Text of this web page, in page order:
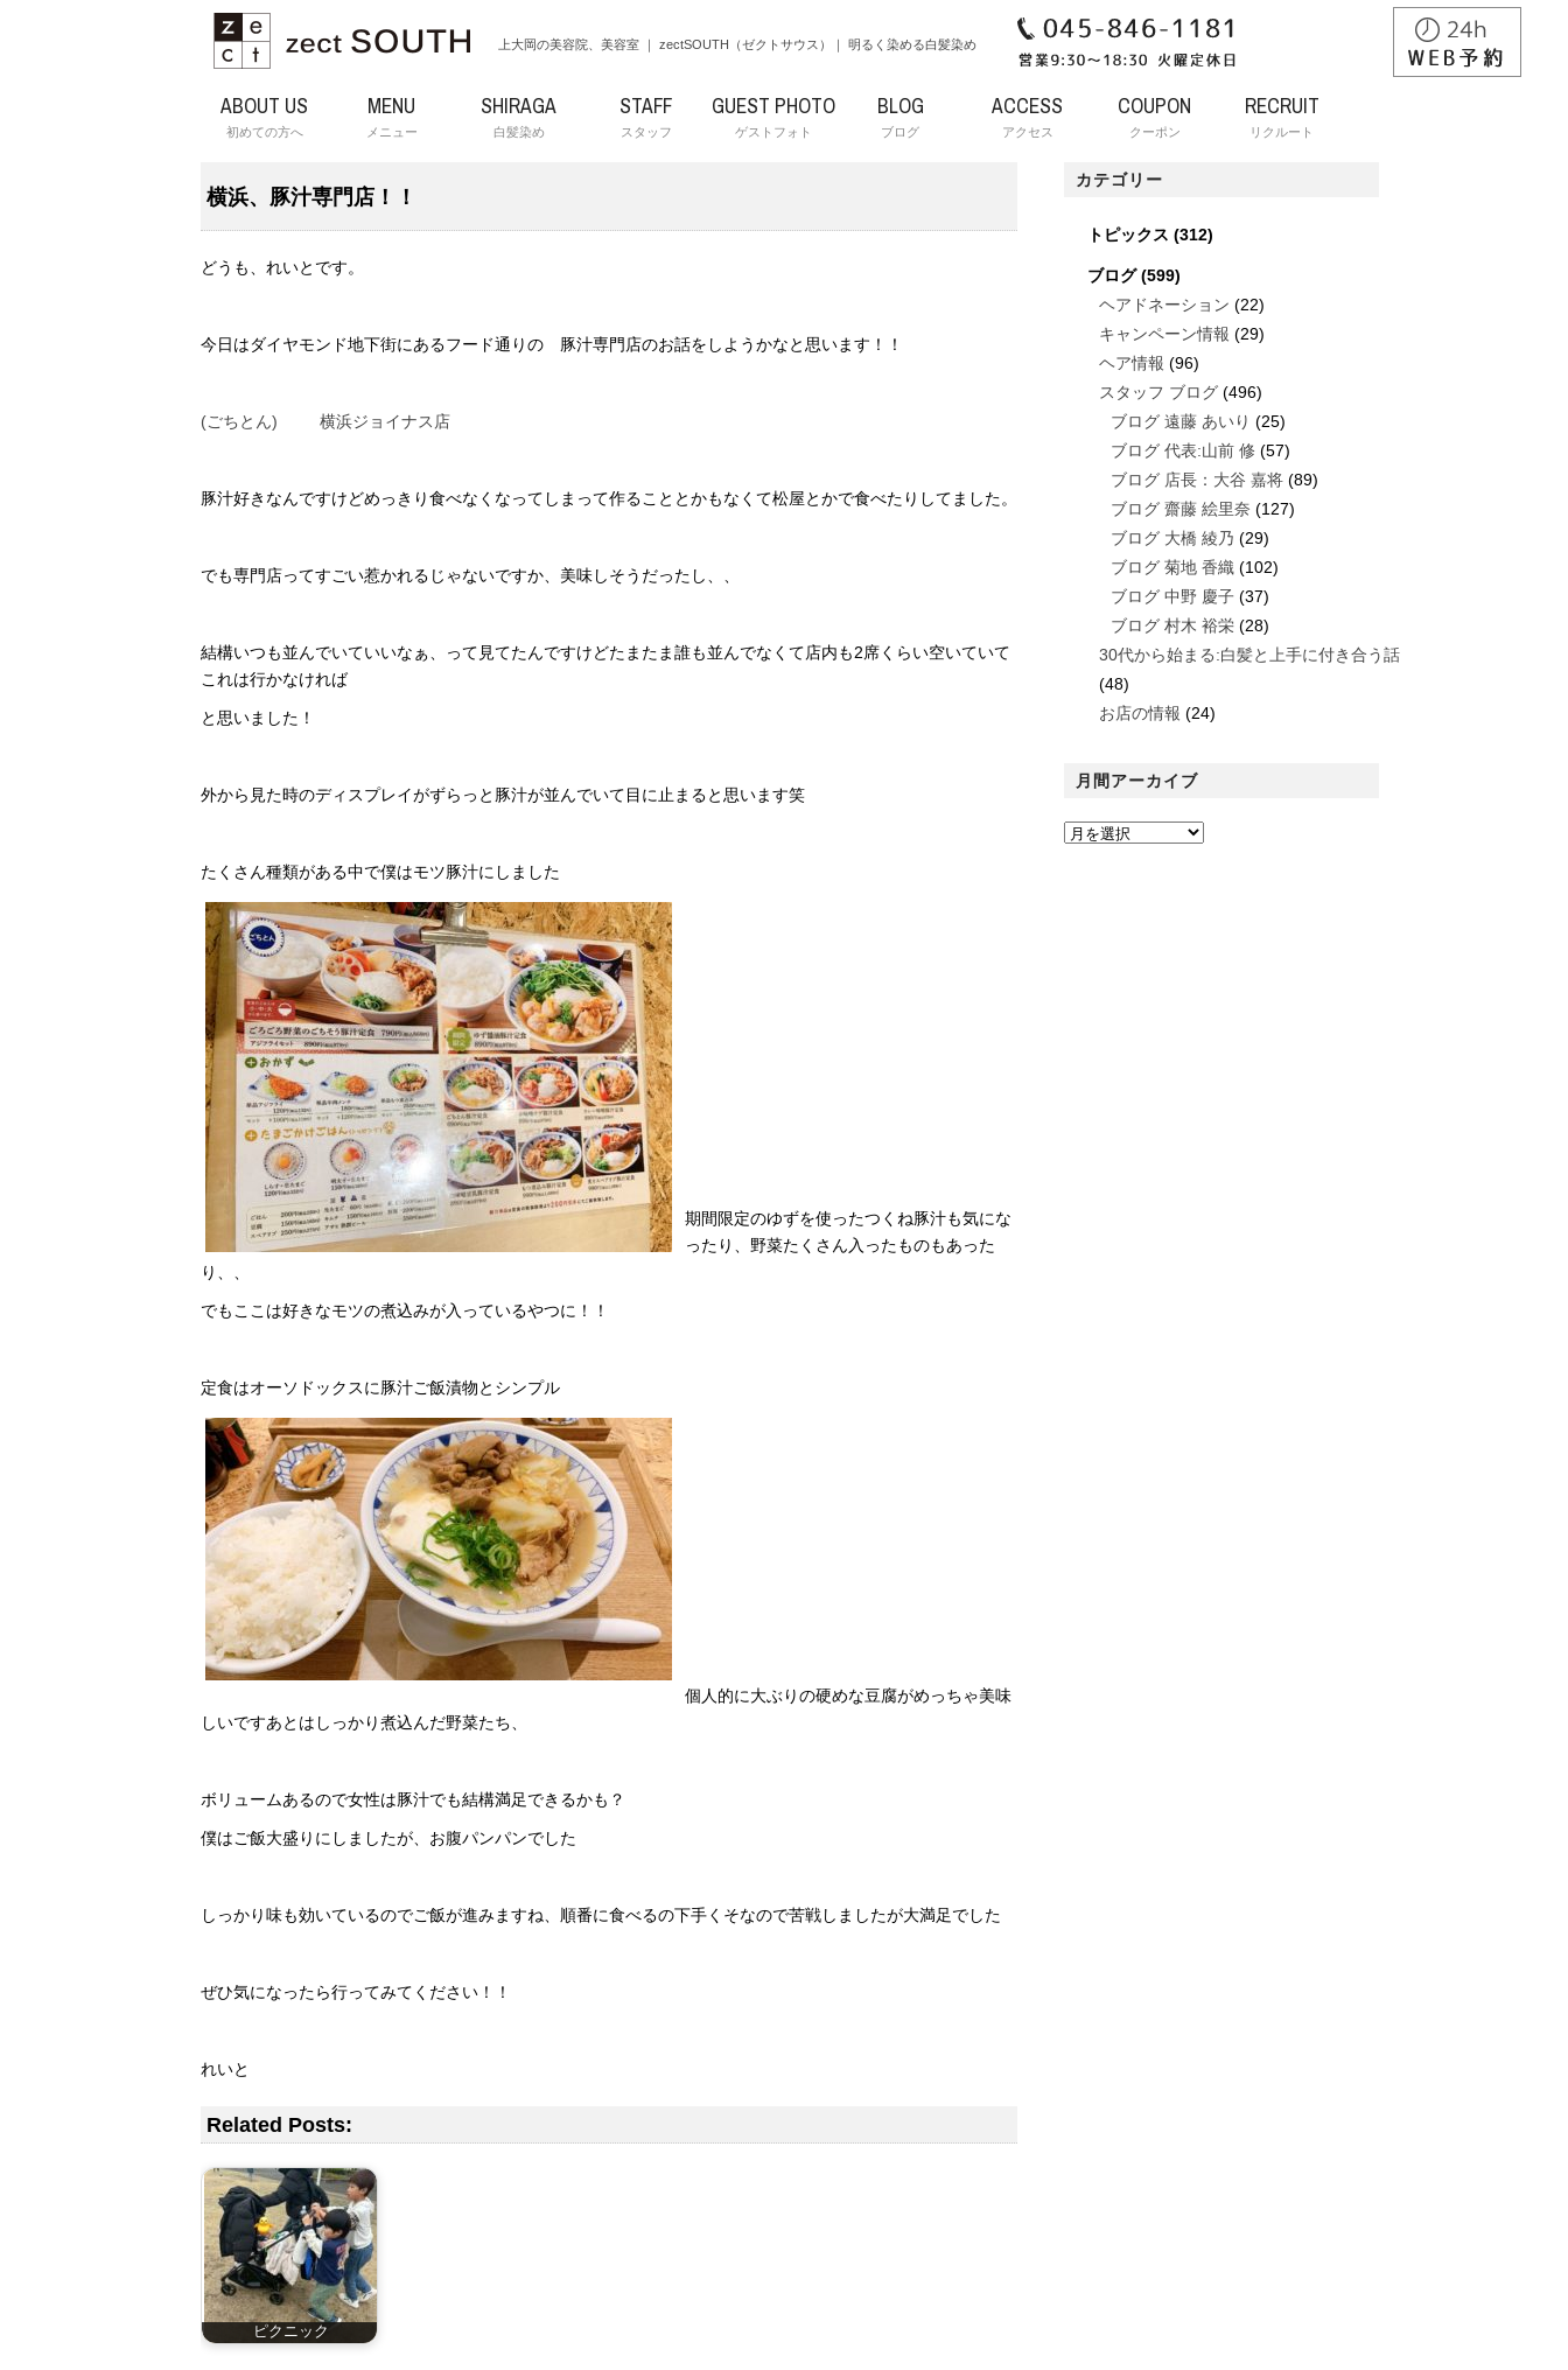
上大岡の美容院、美容室 ｜ zectSOUTH（ゼクトサウス）｜ 明るく染める白髪染め
ABOUT US
初めての方へ
MENU
メニュー
SHIRAGA
白髪染め
STAFF
スタッフ
GUEST PHOTO
ゲストフォト
BLOG
ブログ
ACCESS
アクセス
COUPON
クーポン
RECRUIT
リクルート
横浜、豚汁専門店！！
どうも、れいとです。
今日はダイヤモンド地下街にあるフード通りの 豚汁専門店のお話をしようかなと思います！！
(ごちとん) 横浜ジョイナス店
豚汁好きなんですけどめっきり食べなくなってしまって作ることとかもなくて松屋とかで食べたりしてました。
でも専門店ってすごい惹かれるじゃないですか、美味しそうだったし、、
結構いつも並んでいていいなぁ、って見てたんですけどたまたま誰も並んでなくて店内も2席くらい空いていて
これは行かなければ
と思いました！
外から見た時のディスプレイがずらっと豚汁が並んでいて目に止まると思います笑
たくさん種類がある中で僕はモツ豚汁にしました
期間限定のゆずを使ったつくね豚汁も気にな
ったり、野菜たくさん入ったものもあった
り、、
でもここは好きなモツの煮込みが入っているやつに！！
定食はオーソドックスに豚汁ご飯漬物とシンプル
個人的に大ぶりの硬めな豆腐がめっちゃ美味
しいですあとはしっかり煮込んだ野菜たち、
ボリュームあるので女性は豚汁でも結構満足できるかも？
僕はご飯大盛りにしましたが、お腹パンパンでした
しっかり味も効いているのでご飯が進みますね、順番に食べるの下手くそなので苦戦しましたが大満足でした
ぜひ気になったら行ってみてください！！
れいと
Related Posts:
ピクニック
カテゴリー
トピックス (312)
ブログ(599)
ヘアドネーション (22)
キャンペーン情報 (29)
ヘア情報 (96)
スタッフ ブログ (496)
ブログ 遠藤 あいり (25)
ブログ 代表:山前 修 (57)
ブログ 店長：大谷 嘉将 (89)
ブログ 齋藤 絵里奈 (127)
ブログ 大橋 綾乃 (29)
ブログ 菊地 香織 (102)
ブログ 中野 慶子 (37)
ブログ 村木 裕栄 (28)
30代から始まる:白髪と上手に付き合う話
(48)
お店の情報 (24)
月間アーカイブ